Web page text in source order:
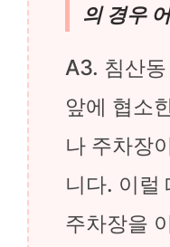
의 경우
A3. 침산
앞에 협소
나 주차장
니다. 이럴
주차장을